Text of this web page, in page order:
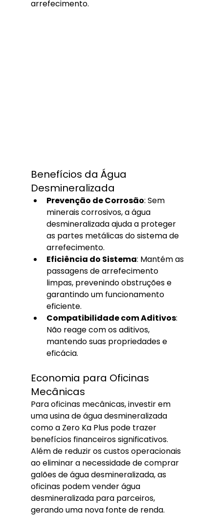
arrefecimento.
Benefícios da Água
Desmineralizada
Prevenção de Corrosão: Sem
minerais corrosivos, a água
desmineralizada ajuda a proteger
as partes metálicas do sistema de
arrefecimento.
Eficiência do Sistema: Mantém as
passagens de arrefecimento
limpas, prevenindo obstruções e
garantindo um funcionamento
eficiente.
Compatibilidade com Aditivos:
Não reage com os aditivos,
mantendo suas propriedades e
eficácia.
Economia para Oficinas
Mecânicas
Para oficinas mecânicas, investir em
uma usina de água desmineralizada
como a Zero Ka Plus pode trazer
benefícios financeiros significativos.
Além de reduzir os custos operacionais
ao eliminar a necessidade de comprar
galões de água desmineralizada, as
oficinas podem vender água
desmineralizada para parceiros,
gerando uma nova fonte de renda.